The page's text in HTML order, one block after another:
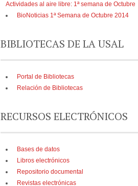
Actividades al aire libre: 1ª semana de Octubre
BioNoticias 1ª Semana de Octubre 2014
BIBLIOTECAS DE LA USAL
Portal de Bibliotecas
Relación de Bibliotecas
RECURSOS ELECTRÓNICOS
Bases de datos
Libros electrónicos
Repositorio documental
Revistas electrónicas